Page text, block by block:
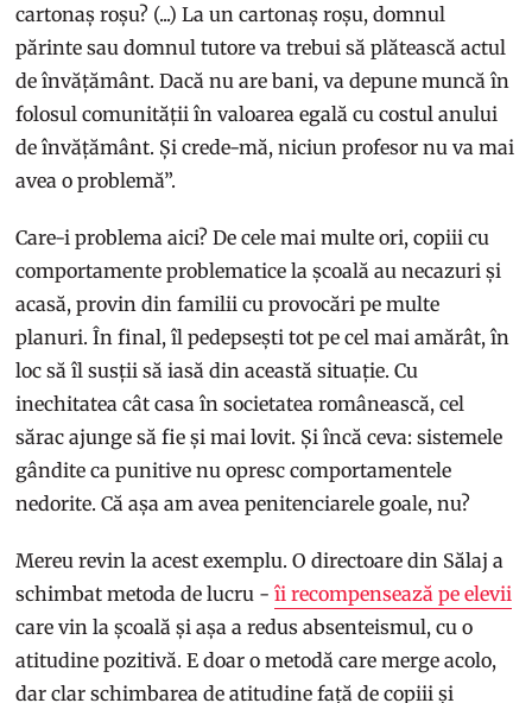
cartonaș roșu? (...) La un cartonaș roșu, domnul
părinte sau domnul tutore va trebui să plătească actul
de învățământ. Dacă nu are bani, va depune muncă în
folosul comunității în valoarea egală cu costul anului
de învățământ. Și crede-mă, niciun profesor nu va mai
avea o problemă”.
Care-i problema aici? De cele mai multe ori, copiii cu
comportamente problematice la școală au necazuri și
acasă, provin din familii cu provocări pe multe
planuri. În final, îl pedepsești tot pe cel mai amărât, în
loc să îl susții să iasă din această situație. Cu
inechitatea cât casa în societatea românească, cel
sărac ajunge să fie și mai lovit. Și încă ceva: sistemele
gândite ca punitive nu opresc comportamentele
nedorite. Că așa am avea penitenciarele goale, nu?
Mereu revin la acest exemplu. O directoare din Sălaj a
schimbat metoda de lucru -îi recompensează pe elevii
care vin la școală și așa a redus absenteismul, cu o
atitudine pozitivă. E doar o metodă care merge acolo,
dar clar schimbarea de atitudine față de copiii și